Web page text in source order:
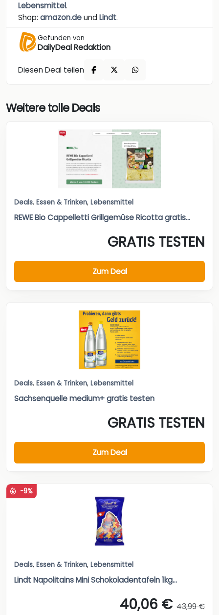
Lebensmittel.
Shop: amazon.deundLindt.
Gefunden von
DailyDeal Redaktion
Diesen Deal teilen
Weitere tolle Deals
Deals, Essen & Trinken, Lebensmittel
REWE Bio Cappelletti Grillgemüse Ricotta gratis...
GRATIS TESTEN
Zum Deal
Deals, Essen & Trinken, Lebensmittel
Sachsenquelle medium+ gratis testen
GRATIS TESTEN
Zum Deal
-9%
Deals, Essen & Trinken, Lebensmittel
Lindt Napolitains Mini Schokoladentafeln 1kg...
40,06 € 43,99 €